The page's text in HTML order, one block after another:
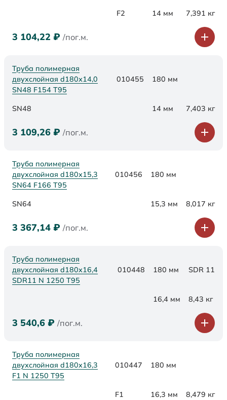
F2 14 мм 7,391 кг
3 104,22 ₽ /пог.м.
Труба полимерная
двухслойная d180х14,0
SN48 F154 Т95
010455 180 мм
SN48 14 мм 7,403 кг
3 109,26 ₽ /пог.м.
Труба полимерная
двухслойная d180х15,3
SN64 F166 Т95
010456 180 мм
SN64 15,3 мм 8,017 кг
3 367,14 ₽ /пог.м.
Труба полимерная
двухслойная d180x16,4
SDR11 N 1250 Т95
010448 180 мм SDR 11
16,4 мм 8,43 кг
3 540,6 ₽ /пог.м.
Труба полимерная
двухслойная d180x16,3
F1 N 1250 Т95
010447 180 мм
F1 16,3 мм 8,479 кг